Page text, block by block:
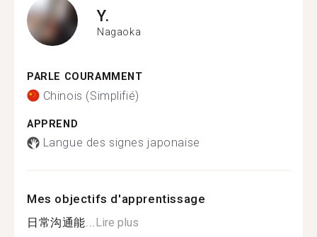
Y.
Nagaoka
PARLE COURAMMENT
Chinois (Simplifié)
APPREND
Langue des signes japonaise
Mes objectifs d'apprentissage
日常沟通能...Lire plus